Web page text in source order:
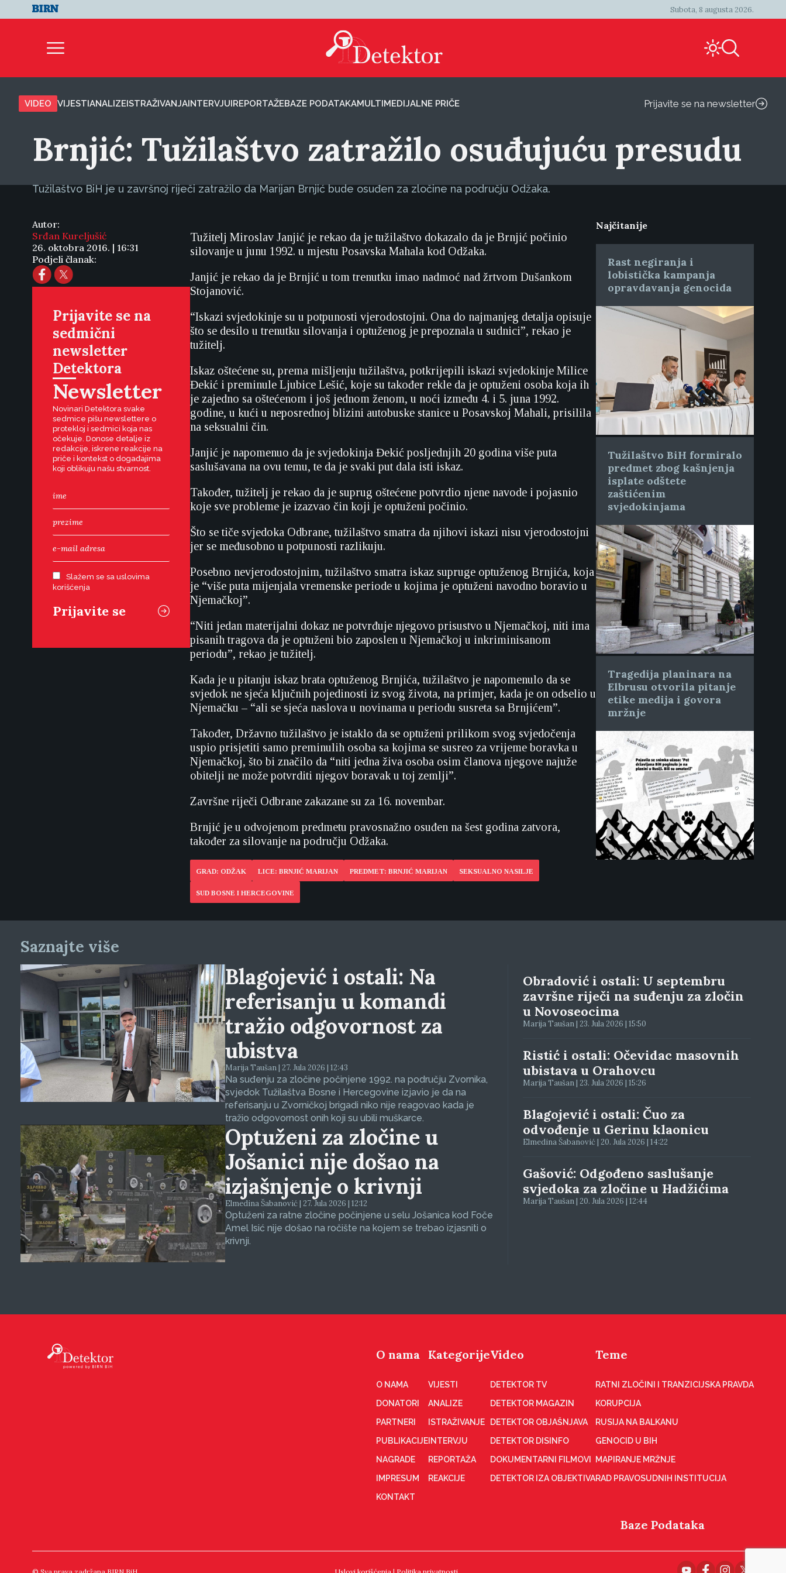
Subota, 8 augusta 2026.
VIDEO VIJESTIANALIZEISTRAŽIVANJAINTERVJUIREPORTAŽEBAZE PODATAKAMULTIMEDIJALNE PRIČE Prijavite se na newsletter
Brnjić: Tužilaštvo zatražilo osuđujuću presudu
Tužilaštvo BiH je u završnoj riječi zatražilo da Marijan Brnjić bude osuđen za zločine na području Odžaka.
Autor:
Srđan Kureljušić
26. oktobra 2016. | 16:31
Podjeli članak:
Prijavite se na
sedmični
newsletter
Detektora
Newsletter
Novinari Detektora svake
sedmice pišu newslettere o
protekloj i sedmici koja nas
očekuje. Donose detalje iz
redakcije, iskrene reakcije na
priče i kontekst o događajima
koji oblikuju našu stvarnost.
Slažem se sa uslovima
korišćenja
Tužitelj Miroslav Janjić je rekao da je tužilaštvo dokazalo da je Brnjić počinio
silovanje u junu 1992. u mjestu Posavska Mahala kod Odžaka.
Janjić je rekao da je Brnjić u tom trenutku imao nadmoć nad žrtvom Dušankom
Stojanović.
“Iskazi svjedokinje su u potpunosti vjerodostojni. Ona do najmanjeg detalja opisuje
što se desilo u trenutku silovanja i optuženog je prepoznala u sudnici”, rekao je
tužitelj.
Iskaz oštećene su, prema mišljenju tužilaštva, potkrijepili iskazi svjedokinje Milice
Đekić i preminule Ljubice Lešić, koje su također rekle da je optuženi osoba koja ih
je zajedno sa oštećenom i još jednom ženom, u noći između 4. i 5. juna 1992.
godine, u kući u neposrednoj blizini autobuske stanice u Posavskoj Mahali, prisilila
na seksualni čin.
Janjić je napomenuo da je svjedokinja Đekić posljednjih 20 godina više puta
saslušavana na ovu temu, te da je svaki put dala isti iskaz.
Također, tužitelj je rekao da je suprug oštećene potvrdio njene navode i pojasnio
koje sve probleme je izazvao čin koji je optuženi počinio.
Što se tiče svjedoka Odbrane, tužilaštvo smatra da njihovi iskazi nisu vjerodostojni
jer se međusobno u potpunosti razlikuju.
Posebno nevjerodostojnim, tužilaštvo smatra iskaz supruge optuženog Brnjića, koja
je “više puta mijenjala vremenske periode u kojima je optuženi navodno boravio u
Njemačkoj”.
“Niti jedan materijalni dokaz ne potvrđuje njegovo prisustvo u Njemačkoj, niti ima
pisanih tragova da je optuženi bio zaposlen u Njemačkoj u inkriminisanom
periodu”, rekao je tužitelj.
Kada je u pitanju iskaz brata optuženog Brnjića, tužilaštvo je napomenulo da se
svjedok ne sjeća ključnih pojedinosti iz svog života, na primjer, kada je on odselio u
Njemačku – “ali se sjeća naslova u novinama u periodu susreta sa Brnjićem”.
Također, Državno tužilaštvo je istaklo da se optuženi prilikom svog svjedočenja
uspio prisjetiti samo preminulih osoba sa kojima se susreo za vrijeme boravka u
Njemačkoj, što bi značilo da “niti jedna živa osoba osim članova njegove najuže
obitelji ne može potvrditi njegov boravak u toj zemlji”.
Završne riječi Odbrane zakazane su za 16. novembar.
Brnjić je u odvojenom predmetu pravosnažno osuđen na šest godina zatvora,
također za silovanje na području Odžaka.
GRAD: ODŽAK LICE: BRNJIĆ MARIJAN PREDMET: BRNJIĆ MARIJAN SEKSUALNO NASILJE
SUD BOSNE I HERCEGOVINE
Najčitanije
Rast negiranja i
lobistička kampanja
opravdavanja genocida
Tužilaštvo BiH formiralo
predmet zbog kašnjenja
isplate odštete
zaštićenim
svjedokinjama
Tragedija planinara na
Elbrusu otvorila pitanje
etike medija i govora
mržnje
Saznajte više
Blagojević i ostali: Na
referisanju u komandi
tražio odgovornost za
ubistva
Marija Taušan | 27. Jula 2026 | 12:43
Na suđenju za zločine počinjene 1992. na području Zvornika,
svjedok Tužilaštva Bosne i Hercegovine izjavio je da na
referisanju u Zvorničkoj brigadi niko nije reagovao kada je
tražio odgovornost onih koji su ubili muškarce.
Optuženi za zločine u
Jošanici nije došao na
izjašnjenje o krivnji
Elmedina Šabanović | 27. Jula 2026 | 12:12
Optuženi za ratne zločine počinjene u selu Jošanica kod Foče
Amel Isić nije došao na ročište na kojem se trebao izjasniti o
krivnji.
Obradović i ostali: U septembru
završne riječi na suđenju za zločin
u Novoseocima
Marija Taušan | 23. Jula 2026 | 15:50
Ristić i ostali: Očevidac masovnih
ubistava u Orahovcu
Marija Taušan | 23. Jula 2026 | 15:26
Blagojević i ostali: Čuo za
odvođenje u Gerinu klaonicu
Elmedina Šabanović | 20. Jula 2026 | 14:22
Gašović: Odgođeno saslušanje
svjedoka za zločine u Hadžićima
Marija Taušan | 20. Jula 2026 | 12:44
O nama
O NAMA
DONATORI
PARTNERI
PUBLIKACIJE
NAGRADE
IMPRESUM
KONTAKT
Kategorije
VIJESTI
ANALIZE
ISTRAŽIVANJE
INTERVJU
REPORTAŽA
REAKCIJE
Video
DETEKTOR TV
DETEKTOR MAGAZIN
DETEKTOR OBJAŠNJAVA
DETEKTOR DISINFO
DOKUMENTARNI FILMOVI
DETEKTOR IZA OBJEKTIVA
Teme
RATNI ZLOČINI I TRANZICIJSKA PRAVDA
KORUPCIJA
RUSIJA NA BALKANU
GENOCID U BIH
MAPIRANJE MRŽNJE
RAD PRAVOSUDNIH INSTITUCIJA
Baze Podataka
© Sva prava zadržana BIRN BiH. Uslovi korišćenja | Politika privatnosti